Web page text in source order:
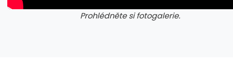
Prohlédněte si fotogalerie.